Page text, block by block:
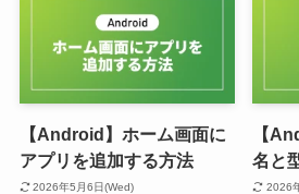
【Android】ホーム画面に
アプリを追加する方法
2026年5月6日(Wed)
【
名と
2026